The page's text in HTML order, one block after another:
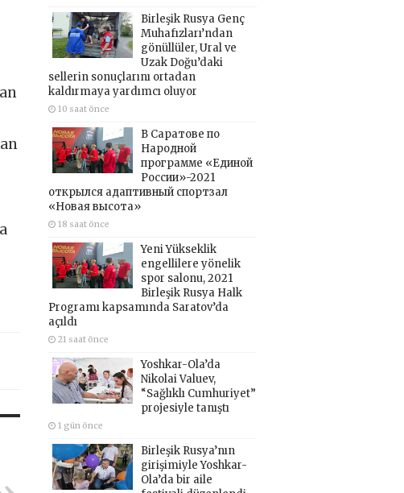
Birleşik Rusya Genç
Muhafızları’ndan
gönüllüler, Ural ve
Uzak Doğu’daki
sellerin sonuçlarını ortadan
kaldırmaya yardımcı oluyor
10 saat önce
В Саратове по
Народной
программе «Единой
России»-2021
открылся адаптивный спортзал
«Новая высота»
18 saat önce
Yeni Yükseklik
engellilere yönelik
spor salonu, 2021
Birleşik Rusya Halk
Programı kapsamında Saratov’da
açıldı
21 saat önce
Yoshkar-Ola’da
Nikolai Valuev,
“Sağlıklı Cumhuriyet”
projesiyle tanıştı
1 gün önce
Birleşik Rusya’nın
girişimiyle Yoshkar-
Ola’da bir aile